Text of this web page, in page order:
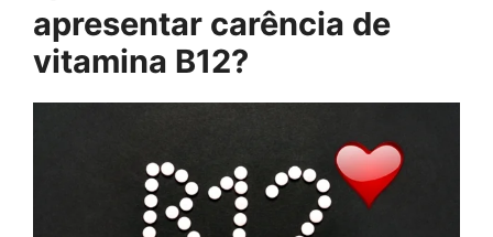
apresentar carência de
vitamina B12?